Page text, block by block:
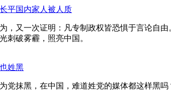
平国内家人被人质
，又一次证明：凡专制政权皆恐惧于言论自
刺破雾霾，照亮中国。
姓黑
党抹黑，在中国，难道姓党的媒体都这样黑